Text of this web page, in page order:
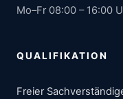
Mo–Fr 08:00 – 16:00
QUALIFIKATION
Freier